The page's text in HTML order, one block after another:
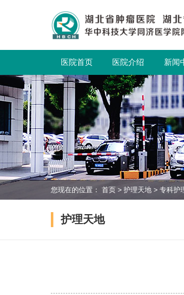
医院首页 医院介绍 新闻
您现在的位置： 首页 > 护理天地 > 专科护
护理天地